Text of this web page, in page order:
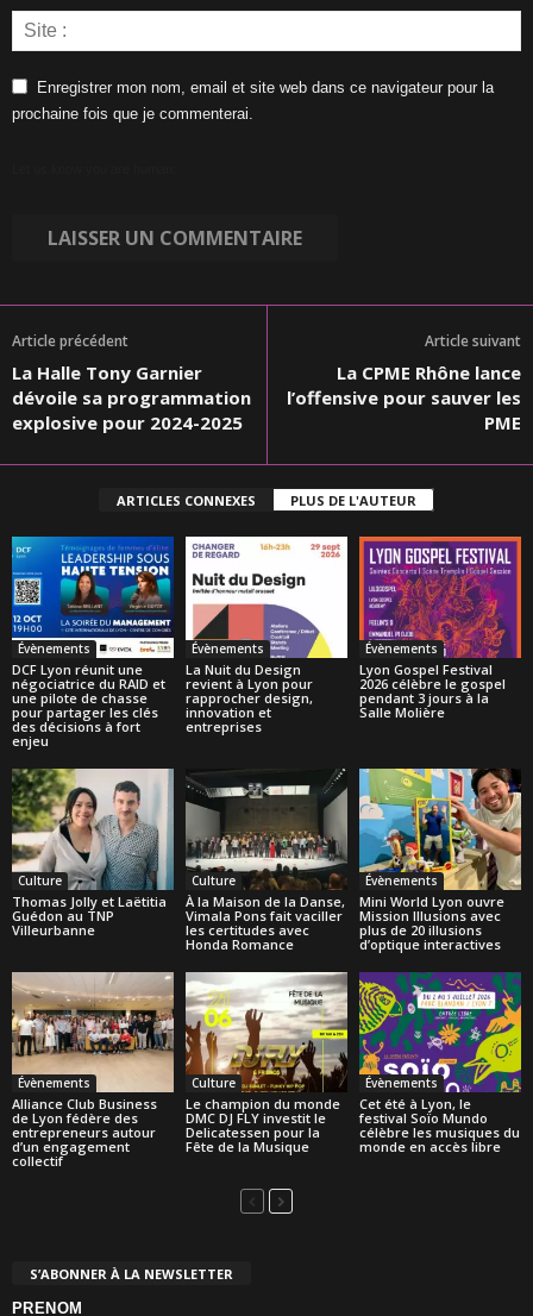
Enregistrer mon nom, email et site web dans ce navigateur pour la
prochaine fois que je commenterai.
Article précédent
La Halle Tony Garnier
dévoile sa programmation
explosive pour 2024-2025
Article suivant
La CPME Rhône lance
l’offensive pour sauver les
PME
ARTICLES CONNEXES PLUS DE L'AUTEUR
Évènements
DCF Lyon réunit une
négociatrice du RAID et
une pilote de chasse
pour partager les clés
des décisions à fort
enjeu
Évènements
La Nuit du Design
revient à Lyon pour
rapprocher design,
innovation et
entreprises
Évènements
Lyon Gospel Festival
2026 célèbre le gospel
pendant 3 jours à la
Salle Molière
Culture
Thomas Jolly et Laëtitia
Guédon au TNP
Villeurbanne
Culture
À la Maison de la Danse,
Vimala Pons fait vaciller
les certitudes avec
Honda Romance
Évènements
Mini World Lyon ouvre
Mission Illusions avec
plus de 20 illusions
d’optique interactives
Évènements
Alliance Club Business
de Lyon fédère des
entrepreneurs autour
d’un engagement
collectif
Culture
Le champion du monde
DMC DJ FLY investit le
Delicatessen pour la
Fête de la Musique
Évènements
Cet été à Lyon, le
festival Soïo Mundo
célèbre les musiques du
monde en accès libre
S’ABONNER À LA NEWSLETTER
PRENOM